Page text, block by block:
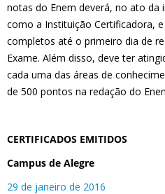
notas do Enem deverá, no ato da
como a Instituição Certificadora,
completos até o primeiro dia de
Exame. Além disso, deve ter
cada uma das áreas de
de 500 pontos na redação do
CERTIFICADOS EMITIDOS
Campus de Alegre
29 de janeiro de 2016